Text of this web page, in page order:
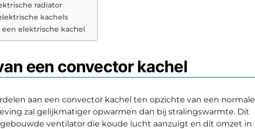
radiator
kachels
elektrische kachel
een convector kachel
aan een convector kachel ten opzichte van een normale
zal gelijkmatiger opwarmen dan bij stralingswarmte. Dit
ventilator die koude lucht aanzuigt en dit omzet in